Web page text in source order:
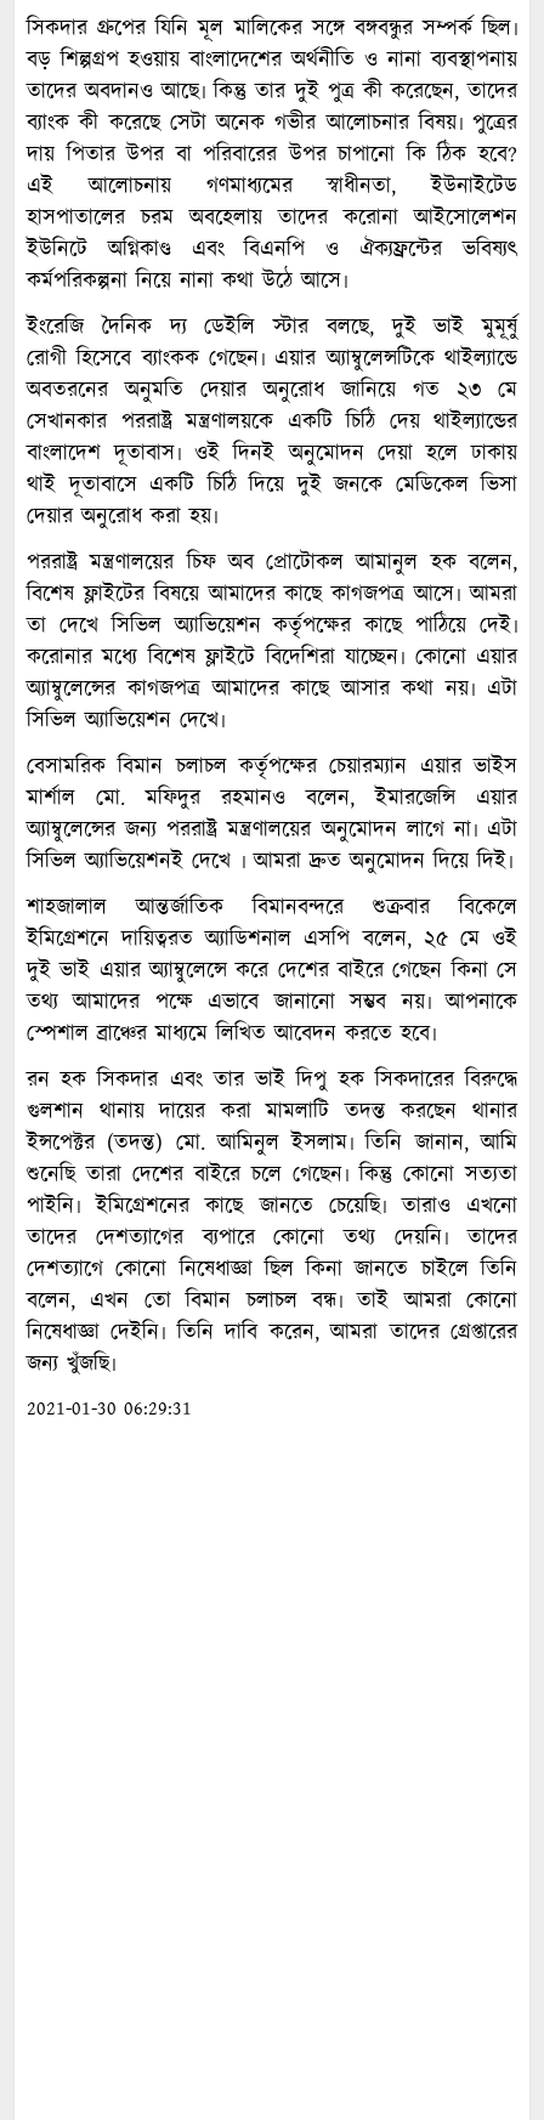
সিকদার গ্রুপের যিনি মূল মালিকের সঙ্গে বঙ্গবন্ধুর সম্পর্ক ছিল৷
বড় শিল্পগ্রপ হওয়ায় বাংলাদেশের অর্থনীতি ও নানা ব্যবস্থাপনায়
তাদের অবদানও আছে৷ কিন্তু তার দুই পুত্র কী করেছেন, তাদের
ব্যাংক কী করেছে সেটা অনেক গভীর আলোচনার বিষয়৷ পুত্রের
দায় পিতার উপর বা পরিবারের উপর চাপানো কি ঠিক হবে?
এই আলোচনায় গণমাধ্যমের স্বাধীনতা, ইউনাইটেড
হাসপাতালের চরম অবহেলায় তাদের করোনা আইসোলেশন
ইউনিটে অগ্নিকাণ্ড এবং বিএনপি ও ঐক্যফ্রন্টের ভবিষ্যৎ
কর্মপরিকল্পনা নিয়ে নানা কথা উঠে আসে৷
ইংরেজি দৈনিক দ্য ডেইলি স্টার বলছে, দুই ভাই মুমূর্ষু
রোগী হিসেবে ব্যাংকক গেছেন৷ এয়ার অ্যাম্বুলেন্সটিকে থাইল্যান্ডে
অবতরনের অনুমতি দেয়ার অনুরোধ জানিয়ে গত ২৩ মে
সেখানকার পররাষ্ট্র মন্ত্রণালয়কে একটি চিঠি দেয় থাইল্যান্ডের
বাংলাদেশ দূতাবাস৷ ওই দিনই অনুমোদন দেয়া হলে ঢাকায়
থাই দূতাবাসে একটি চিঠি দিয়ে দুই জনকে মেডিকেল ভিসা
দেয়ার অনুরোধ করা হয়৷
পররাষ্ট্র মন্ত্রণালয়ের চিফ অব প্রোটোকল আমানুল হক বলেন,
বিশেষ ফ্লাইটের বিষয়ে আমাদের কাছে কাগজপত্র আসে৷ আমরা
তা দেখে সিভিল অ্যাভিয়েশন কর্তৃপক্ষের কাছে পাঠিয়ে দেই৷
করোনার মধ্যে বিশেষ ফ্লাইটে বিদেশিরা যাচ্ছেন৷ কোনো এয়ার
অ্যাম্বুলেন্সের কাগজপত্র আমাদের কাছে আসার কথা নয়৷ এটা
সিভিল অ্যাভিয়েশন দেখে৷
বেসামরিক বিমান চলাচল কর্তৃপক্ষের চেয়ারম্যান এয়ার ভাইস
মার্শাল মো. মফিদুর রহমানও বলেন, ইমারজেন্সি এয়ার
অ্যাম্বুলেন্সের জন্য পররাষ্ট্র মন্ত্রণালয়ের অনুমোদন লাগে না৷ এটা
সিভিল অ্যাভিয়েশনই দেখে ৷ আমরা দ্রুত অনুমোদন দিয়ে দিই৷
শাহজালাল আন্তর্জাতিক বিমানবন্দরে শুক্রবার বিকেলে
ইমিগ্রেশনে দায়িত্বরত অ্যাডিশনাল এসপি বলেন, ২৫ মে ওই
দুই ভাই এয়ার অ্যাম্বুলেন্সে করে দেশের বাইরে গেছেন কিনা সে
তথ্য আমাদের পক্ষে এভাবে জানানো সম্ভব নয়৷ আপনাকে
স্পেশাল ব্রাঞ্চের মাধ্যমে লিখিত আবেদন করতে হবে৷
রন হক সিকদার এবং তার ভাই দিপু হক সিকদারের বিরুদ্ধে
গুলশান থানায় দায়ের করা মামলাটি তদন্ত করছেন থানার
ইন্সপেক্টর (তদন্ত) মো. আমিনুল ইসলাম৷ তিনি জানান, আমি
শুনেছি তারা দেশের বাইরে চলে গেছেন৷ কিন্তু কোনো সত্যতা
পাইনি৷ ইমিগ্রেশনের কাছে জানতে চেয়েছি৷ তারাও এখনো
তাদের দেশত্যাগের ব্যপারে কোনো তথ্য দেয়নি৷ তাদের
দেশত্যাগে কোনো নিষেধাজ্ঞা ছিল কিনা জানতে চাইলে তিনি
বলেন, এখন তো বিমান চলাচল বন্ধ৷ তাই আমরা কোনো
নিষেধাজ্ঞা দেইনি৷ তিনি দাবি করেন, আমরা তাদের গ্রেপ্তারের
জন্য খুঁজছি৷
2021-01-30 06:29:31